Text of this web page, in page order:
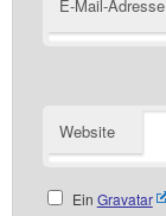
E-Mail-Adresse
Website
Ein Gravatar